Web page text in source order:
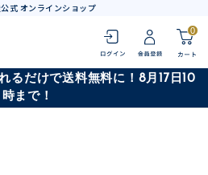
式 オンラインショップ
0
るだけで送料無料に！8月17日10
時まで！